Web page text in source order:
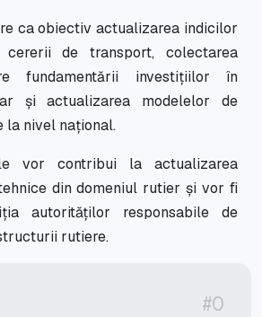
ca obiectiv actualizarea indicilor
de transport, colectarea
fundamentării investițiilor în
și actualizarea modelelor de
nivel național.
vor contribui la actualizarea
din domeniul rutier și vor fi
autorităților responsabile de
rutiere.
#0